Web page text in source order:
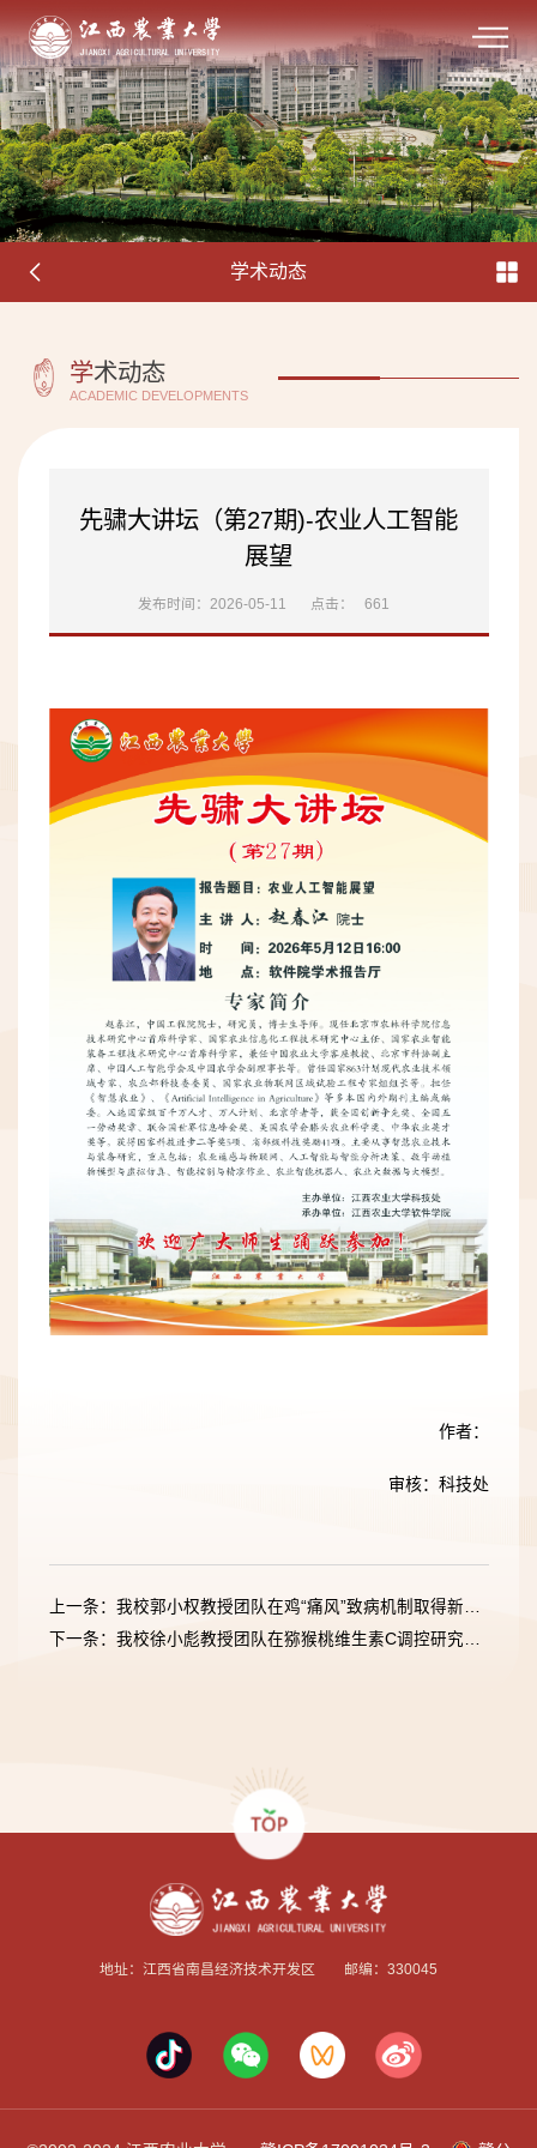
学术动态
学术动态
ACADEMIC DEVELOPMENTS
先骕大讲坛（第27期)-农业人工智能
展望
发布时间：2026-05-11 点击： 661
作者：
审核：科技处
上一条：我校郭小权教授团队在鸡“痛风”致病机制取得新进展
下一条：我校徐小彪教授团队在猕猴桃维生素C调控研究取得新进展
地址：江西省南昌经济技术开发区 邮编：330045